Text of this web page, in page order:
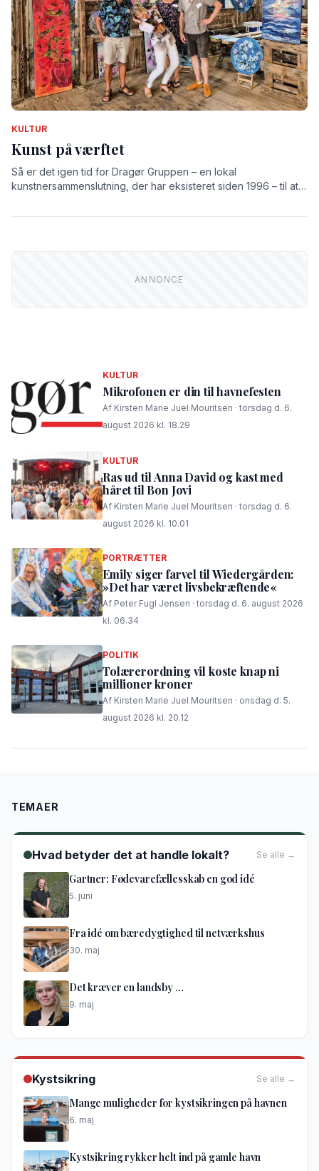
KULTUR
Kunst på værftet
Så er det igen tid for Dragør Gruppen – en lokal
kunstnersammenslutning, der har eksisteret siden 1996 – til at
KULTUR
Mikrofonen er din til havnefesten
Af Kirsten Marie Juel Mouritsen · torsdag d. 6.
august 2026 kl. 18.29
KULTUR
Ras ud til Anna David og kast med
håret til Bon Jovi
Af Kirsten Marie Juel Mouritsen · torsdag d. 6.
august 2026 kl. 10.01
PORTRÆTTER
Emily siger farvel til Wiedergården:
»Det har været livsbekræftende«
Af Peter Fugl Jensen · torsdag d. 6. august 2026
kl. 06.34
POLITIK
Tolærerordning vil koste knap ni
millioner kroner
Af Kirsten Marie Juel Mouritsen · onsdag d. 5.
august 2026 kl. 20.12
TEMAER
Hvad betyder det at handle lokalt? Se alle →
Gartner: Fødevarefællesskab en god idé
5. juni
Fra idé om bæredygtighed til netværkshus
30. maj
Det kræver en landsby …
9. maj
Kystsikring Se alle →
Mange muligheder for kystsikringen på havnen
6. maj
Kystsikring rykker helt ind på gamle havn